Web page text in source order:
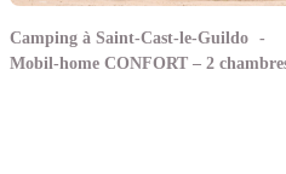
Camping à Saint-Cast-le-Guildo
Mobil-home CONFORT – 2